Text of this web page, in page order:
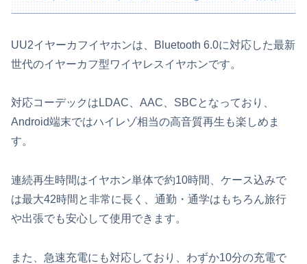
UU2イヤーカフイヤホンは、Bluetooth 6.0に対応した最新
世代のイヤーカフ型ワイヤレスイヤホンです。
対応コーデックはLDAC、AAC、SBCとなっており、
Android端末ではハイレゾ相当の高音質再生も楽しめま
す。
連続再生時間はイヤホン単体で約10時間、ケース込みで
は最大42時間と非常に長く、通勤・通学はもちろん旅行
や出張でも安心して使用できます。
また、急速充電にも対応しており、わずか10分の充電で